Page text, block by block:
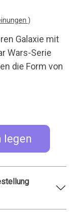
)
Galaxie mit
Wars-Serie
die Form von
legen